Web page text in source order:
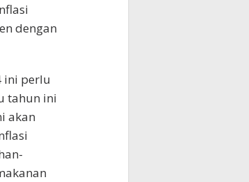
dengan
ini perlu
tahun ini
akan